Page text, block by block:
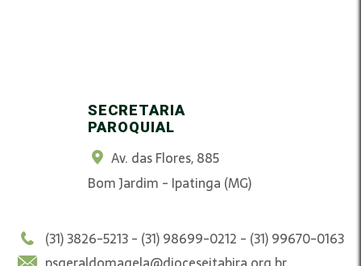
SECRETARIA
PAROQUIAL
Av. das Flores, 885
Bom Jardim - Ipatinga (MG)
(31) 3826-5213 - (31) 98699-0212 - (31) 99670-0163